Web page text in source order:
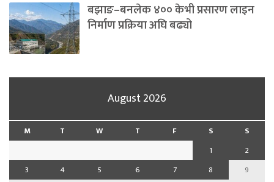
बझाङ–बनलेक ४०० केभी प्रसारण लाइन
निर्माण प्रक्रिया अघि बढ्यो
August 2026
M T W T F S
S
1
2
3
4 5 6 7 8
9